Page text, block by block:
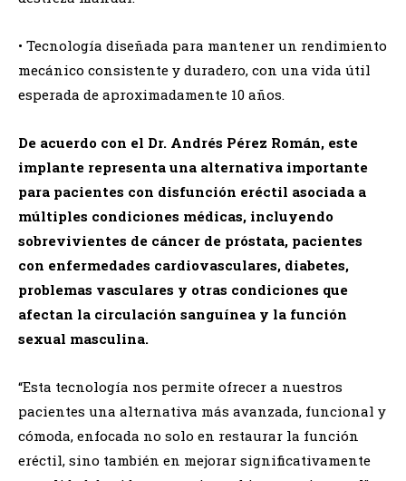
• Tecnología diseñada para mantener un rendimiento
mecánico consistente y duradero, con una vida útil
esperada de aproximadamente 10 años.
De acuerdo con el Dr. Andrés Pérez Román, este
implante representa una alternativa importante
para pacientes con disfunción eréctil asociada a
múltiples condiciones médicas, incluyendo
sobrevivientes de cáncer de próstata, pacientes
con enfermedades cardiovasculares, diabetes,
problemas vasculares y otras condiciones que
afectan la circulación sanguínea y la función
sexual masculina.
“Esta tecnología nos permite ofrecer a nuestros
pacientes una alternativa más avanzada, funcional y
cómoda, enfocada no solo en restaurar la función
eréctil, sino también en mejorar significativamente